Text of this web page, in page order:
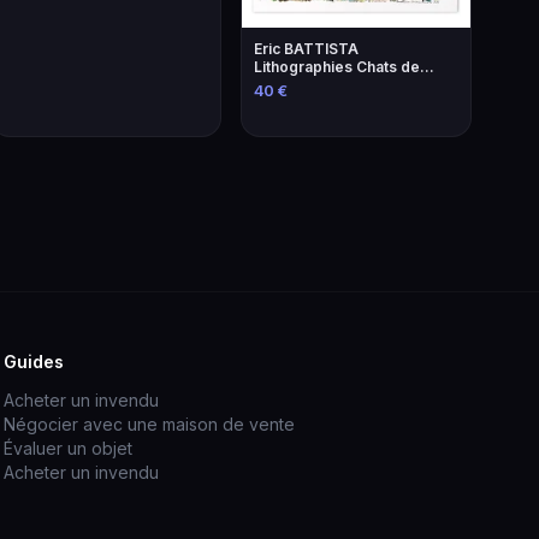
Eric BATTISTA
Lithographies Chats de
Brassens - Art
Contemporain
40 €
Guides
Acheter un invendu
Négocier avec une maison de vente
Évaluer un objet
Acheter un invendu